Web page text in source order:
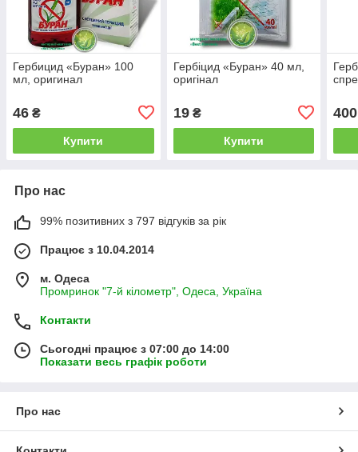
Гербицид «Буран» 100
мл, оригинал
46 ₴
Купити
Гербіцид «Буран» 40 мл,
оригінал
19₴
Купити
400
Про нас
99% позитивних з 797 відгуків за рік
Працює з 10.04.2014
м. Одеса
Промринок "7-й кілометр", Одеса, Україна
Контакти
Сьогодні працює з 07:00 до 14:00
Показати весь графік роботи
Про нас